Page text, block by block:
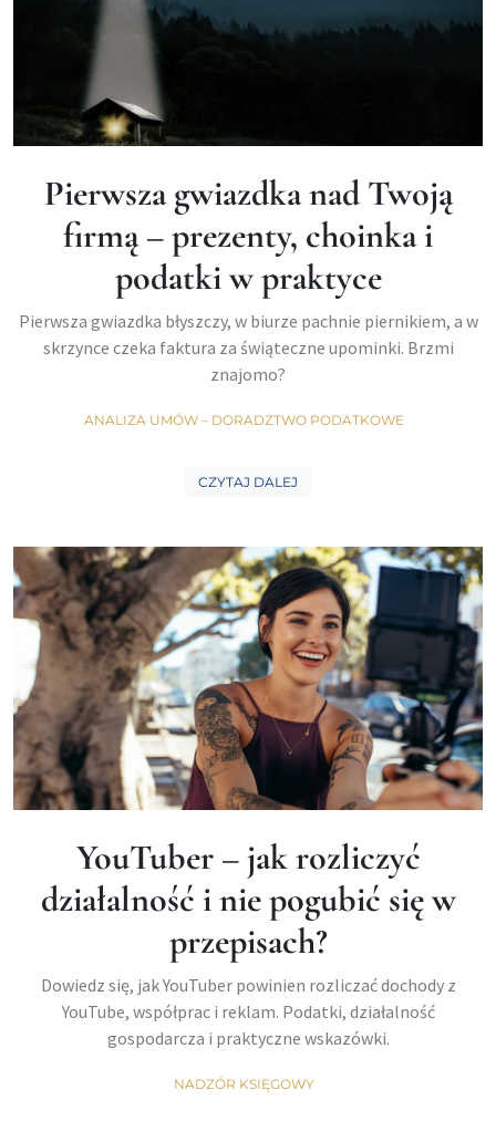
Pierwsza gwiazdka nad Twoją
firmą – prezenty, choinka i
podatki w praktyce
Pierwsza gwiazdka błyszczy, w biurze pachnie piernikiem, a w
skrzynce czeka faktura za świąteczne upominki. Brzmi
znajomo?
ANALIZA UMÓW – DORADZTWO PODATKOWE
CZYTAJ DALEJ
YouTuber – jak rozliczyć
działalność i nie pogubić się w
przepisach?
Dowiedz się, jak YouTuber powinien rozliczać dochody z
YouTube, współprac i reklam. Podatki, działalność
gospodarcza i praktyczne wskazówki.
NADZÓR KSIĘGOWY